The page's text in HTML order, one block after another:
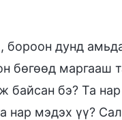
бороон дунд
бөгөөд маргааш
байсан бэ? Та
нар мэдэх үү?